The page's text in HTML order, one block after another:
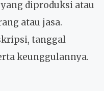
diproduksi atau
atau jasa.
tanggal
keunggulannya.